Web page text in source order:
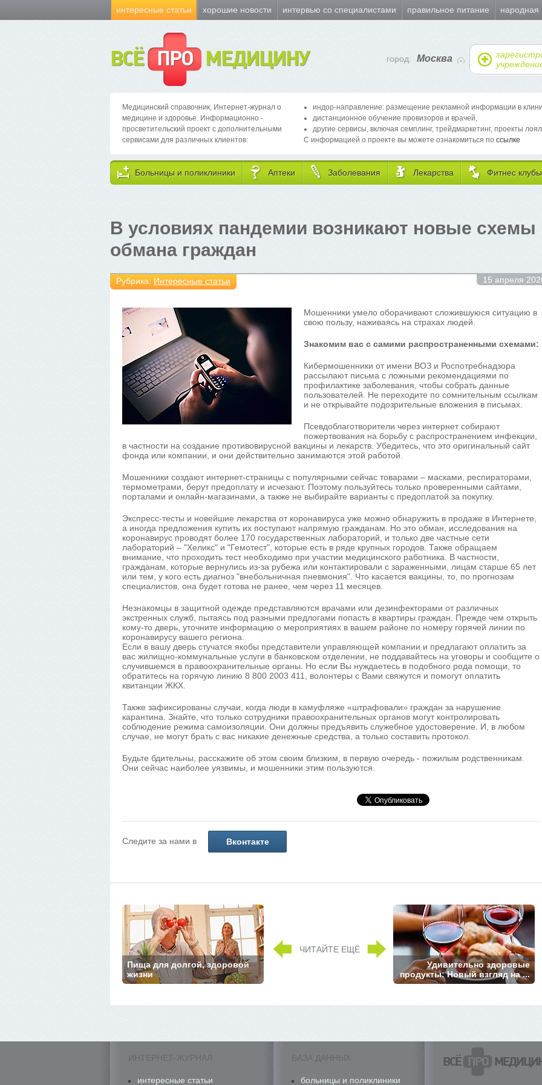
интересные статьи хорошие новости интервью со специалистами правильное питание
ВСЁ ПРО МЕДИЦИНУ город: Москва
Медицинский справочник, Интернет-журнал о
медицине и здоровье. Информационно -
просветительский проект с дополнительными
сервисами для различных клиентов:
индор-направление: размещение рекламной информации в
дистанционное обучение провизоров и врачей,
другие сервисы, включая семплинг, трейдмаркетинг, проекты
С информацией о проекте вы можете ознакомиться по ссылке
Больницы и поликлиники Аптеки Заболевания Лекарства Фитнес клубы
В условиях пандемии возникают новые схемы
обмана граждан
Рубрика: Интересные статьи 15 апреля
Мошенники умело оборачивают сложившуюся ситуацию в
свою пользу, наживаясь на страхах людей.
Знакомим вас с самими распространенными схемами:
Кибермошенники от имени ВОЗ и Роспотребнадзора
рассылают письма с ложными рекомендациями по
профилактике заболевания, чтобы собрать данные
пользователей. Не переходите по сомнительным ссылкам
и не открывайте подозрительные вложения в письмах.
Псевдоблаготворители через интернет собирают
пожертвования на борьбу с распространением инфекции,
в частности на создание противовирусной вакцины и лекарств. Убедитесь, что это оригинальный сайт
фонда или компании, и они действительно занимаются этой работой.
Мошенники создают интернет-страницы с популярными сейчас товарами – масками, респираторами,
термометрами, берут предоплату и исчезают. Поэтому пользуйтесь только проверенными сайтами,
порталами и онлайн-магазинами, а также не выбирайте варианты с предоплатой за покупку.
Экспресс-тесты и новейшие лекарства от коронавируса уже можно обнаружить в продаже в Интернете,
а иногда предложения купить их поступают напрямую гражданам. Но это обман, исследования на
коронавирус проводят более 170 государственных лабораторий, и только две частные сети
лабораторий – "Хеликс" и "Гемотест", которые есть в ряде крупных городов. Также обращаем
внимание, что проходить тест необходимо при участии медицинского работника. В частности,
гражданам, которые вернулись из-за рубежа или контактировали с зараженными, лицам старше 65 лет
или тем, у кого есть диагноз "внебольничная пневмония". Что касается вакцины, то, по прогнозам
специалистов, она будет готова не ранее, чем через 11 месяцев.
Незнакомцы в защитной одежде представляются врачами или дезинфекторами от различных
экстренных служб, пытаясь под разными предлогами попасть в квартиры граждан. Прежде чем открыть
кому-то дверь, уточните информацию о мероприятиях в вашем районе по номеру горячей линии по
коронавирусу вашего региона.
Если в вашу дверь стучатся якобы представители управляющей компании и предлагают оплатить за
вас жилищно-коммунальные услуги в банковском отделении, не поддавайтесь на уговоры и сообщите о
случившемся в правоохранительные органы. Но если Вы нуждаетесь в подобного рода помощи, то
обратитесь на горячую линию 8 800 2003 411, волонтеры с Вами свяжутся и помогут оплатить
квитанции ЖКХ.
Также зафиксированы случаи, когда люди в камуфляже «штрафовали» граждан за нарушение
карантина. Знайте, что только сотрудники правоохранительных органов могут контролировать
соблюдение режима самоизоляции. Они должны предъявить служебное удостоверение. И, в любом
случае, не могут брать с вас никакие денежные средства, а только составить протокол.
Будьте бдительны, расскажите об этом своим близким, в первую очередь - пожилым родственникам.
Они сейчас наиболее уязвимы, и мошенники этим пользуются.
Следите за нами в Вконтакте
Пища для долгой, здоровой
жизни
ЧИТАЙТЕ ЕЩЁ
Удивительно здоровые
продукты: Новый взгляд на ...
ИНТЕРНЕТ-ЖУРНАЛ
интересные статьи
БАЗА ДАННЫХ
больницы и поликлиники
ВСЁ ПРО